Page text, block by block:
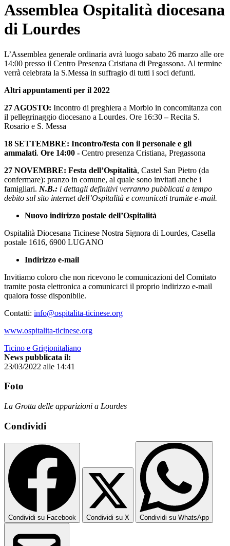
Assemblea Ospitalità diocesana
di Lourdes
L’Assemblea generale ordinaria avrà luogo sabato 26 marzo alle ore
14:00 presso il Centro Presenza Cristiana di Pregassona. Al termine
verrà celebrata la S.Messa in suffragio di tutti i soci defunti.
Altri appuntamenti per il 2022
27 AGOSTO: Incontro di preghiera a Morbio in concomitanza con
il pellegrinaggio diocesano a Lourdes. Ore 16:30–Recita S.
Rosario e S. Messa
18 SETTEMBRE: Incontro/festa con il personale e gli
ammalati. Ore 14:00 - Centro presenza Cristiana, Pregassona
27 NOVEMBRE: Festa dell’Ospitalità, Castel San Pietro (da
confermare): pranzo in comune, al quale sono invitati anche i
famigliari. N.B.: i dettagli definitivi verranno pubblicati a tempo
debito sul sito internet dell’Ospitalità e comunicati tramite e-mail.
Nuovo indirizzo postale dell’Ospitalità
Ospitalità Diocesana Ticinese Nostra Signora di Lourdes, Casella
postale 1616, 6900 LUGANO
Indirizzo e-mail
Invitiamo coloro che non ricevono le comunicazioni del Comitato
tramite posta elettronica a comunicarci il proprio indirizzo e-mail
qualora fosse disponibile.
Contatti: info@ospitalita-ticinese.org
www.ospitalita-ticinese.org
Ticino e Grigionitaliano
News pubblicata il:
23/03/2022 alle 14:41
Foto
La Grotta delle apparizioni a Lourdes
Condividi
Condividi su Facebook Condividi su X Condividi su WhatsApp